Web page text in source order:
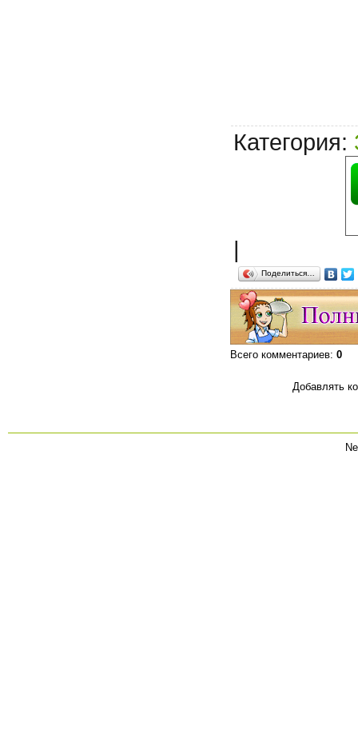
Категория:
|
Поделиться…
Всего комментариев: 0
Добавлять